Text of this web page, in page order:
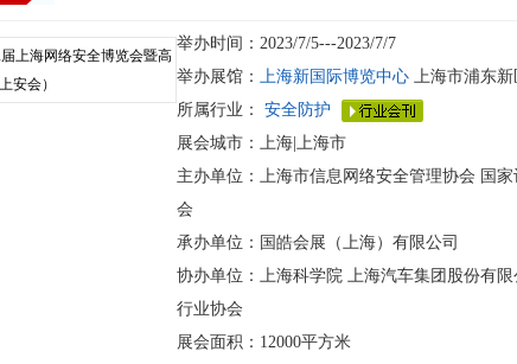
举办时间：2023/7/5---2023/7/7
举办展馆： 上海新国际博览中心 上海市浦东新
所属行业： 安全防护
展会城市：上海|上海市
主办单位：上海市信息网络安全管理协会 国
会
承办单位：国皓会展（上海）有限公司
协办单位：上海科学院 上海汽车集团股份有
行业协会
展会面积：12000平方米